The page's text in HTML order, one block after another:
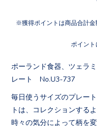
獲得ポイントは商品合計
ポイント
ポーランド食器、ツェラ
レート No.U3-737
毎日使うサイズのプレー
トは、コレクションする
時々の気分によって柄を